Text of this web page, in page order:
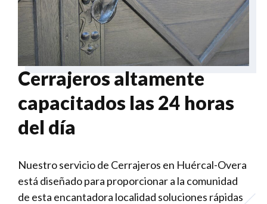
Cerrajeros altamente
capacitados las 24 horas
del día
Nuestro servicio de Cerrajeros en Huércal-Overa
está diseñado para proporcionar a la comunidad
de esta encantadora localidad soluciones rápidas